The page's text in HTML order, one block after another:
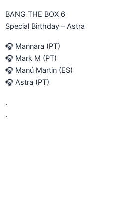
BANG THE BOX 6
Special Birthday – Astra
🎧 Mannara (PT)
🎧 Mark M (PT)
🎧 Manú Martin (ES)
🎧 Astra (PT)
.
.